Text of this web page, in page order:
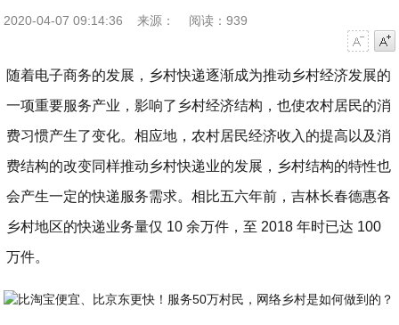
2020-04-07 09:14:36 来源：
阅读：939
随着电子商务的发展，乡村快递逐渐成为推动乡村经济发展的
一项重要服务产业，影响了乡村经济结构，也使农村居民的消
费习惯产生了变化。相应地，农村居民经济收入的提高以及消
费结构的改变同样推动乡村快递业的发展，乡村结构的特性也
会产生一定的快递服务需求。相比五六年前，吉林长春德惠各
乡村地区的快递业务量仅 10 余万件，至 2018 年时已达 100
万件。